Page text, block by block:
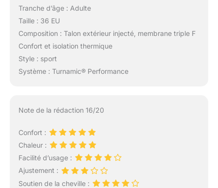
Tranche d’âge : Adulte
Taille : 36 EU
Composition : Talon extérieur injecté, membrane triple F
Confort et isolation thermique
Style : sport
Système : Turnamic® Performance
Note de la rédaction 16/20
Confort :
Chaleur :
Facilité d’usage :
Ajustement :
Soutien de la cheville :